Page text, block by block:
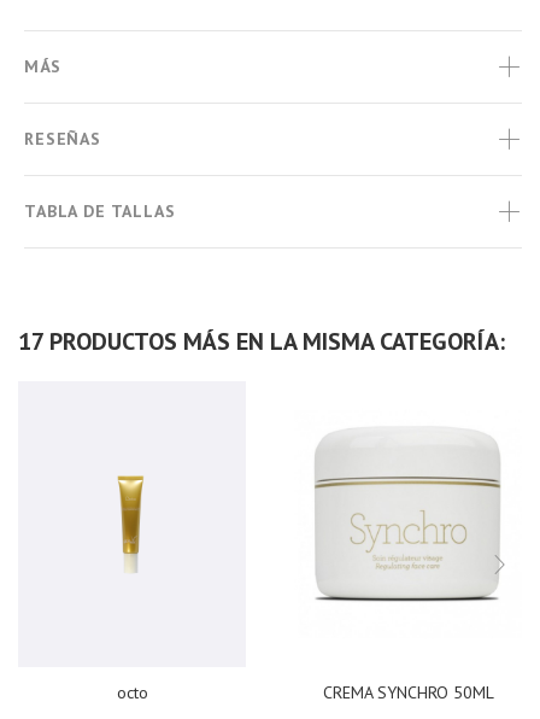
MÁS
RESEÑAS
TABLA DE TALLAS
17 PRODUCTOS MÁS EN LA MISMA CATEGORÍA:
octo CREMA SYNCHRO 50ML